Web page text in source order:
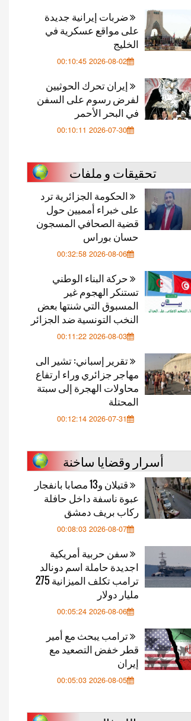
ضربات إيرانية جديدة
على مواقع عسكرية في
الخليج
2026-08-02 00:10:45
إيران تحرك الحوثيين
لفرض رسوم على السفن
في البحر الأحمر
2026-07-30 00:10:11
تحقيقات و ملفات
الحكومة الجزائرية ترد
على خبراء أمميين حول
قضية الصحافي المسجون
حسان بوراس
2026-08-06 00:32:58
حركة البناء الوطني
تستنكر الهجوم غير
المسبوق التي شنتها بعض
النخب التونسية ضد الجزائر
2026-08-03 00:11:22
تقرير إسباني: تشير الى
مهاجر جزائري وراء ارتفاع
محاولات الهجرة إلى سبتة
المحتلة
2026-07-31 00:12:14
أسرار وقضايا ساخنة
قتيلان و13 مصابا بانفجار
عبوة ناسفة داخل حافلة
ركاب بريف دمشق
2026-08-07 00:08:03
سفن حربية أمريكية
اجديدة حاملة اسم دونالد
ترامب تكلف الميزانية 275
مليار دولار
2026-08-06 00:05:24
ترامب يبحث مع أمير
قطر خفض التصعيد مع
إيران
2026-08-05 00:05:03